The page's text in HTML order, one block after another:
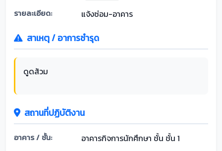
รายละเอียด: แจ้งซ่อม-อาคาร
สาเหตุ / อาการชำรุด
ดูดส้วม
สถานที่ปฏิบัติงาน
อาคาร / ชั้น: อาคารกิจการนักศึกษา ชั้น ชั้น 1